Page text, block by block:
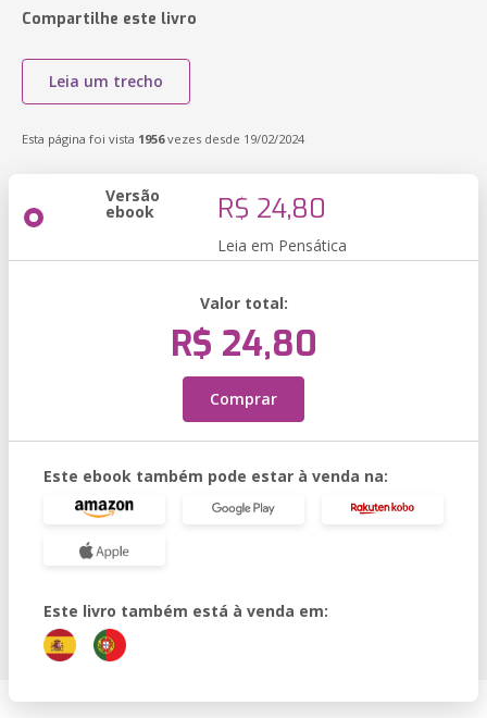
Compartilhe este livro
Leia um trecho
Esta página foi vista 1956vezes desde 19/02/2024
Versão
ebook R$ 24,80
Leia em Pensática
Valor total:
R$ 24,80
Comprar
Este ebook também pode estar à venda na:
Este livro também está à venda em: